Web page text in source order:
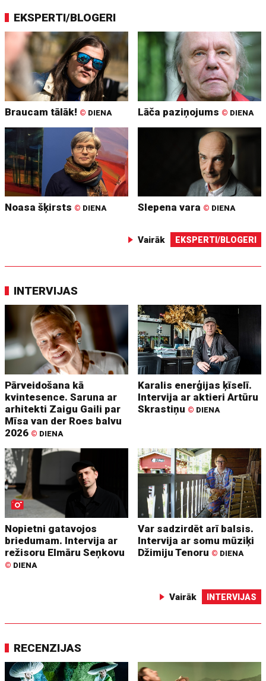
EKSPERTI/BLOGERI
Braucam tālāk! © DIENA Lāča paziņojums © DIENA
Noasa šķirsts © DIENA Slepena vara © DIENA
Vairāk EKSPERTI/BLOGERI
INTERVIJAS
Pārveidošana kā
kvintesence. Saruna ar
arhitekti Zaigu Gaili par
Mīsa van der Roes balvu
2026 © DIENA
Karalis enerģijas ķīselī.
Intervija ar aktieri Artūru
Skrastiņu © DIENA
Nopietni gatavojos
briedumam. Intervija ar
režisoru Elmāru Seņkovu
© DIENA
Var sadzirdēt arī balsis.
Intervija ar somu mūziķi
Džimiju Tenoru © DIENA
Vairāk INTERVIJAS
RECENZIJAS